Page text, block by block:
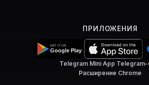
ПРИЛОЖЕНИЯ
Telegram Mini App·
Расширение Chrome